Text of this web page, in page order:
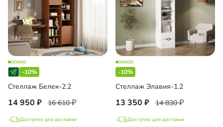
-10%
Стеллаж Белек-2.2
14 950 16 610
Доступно для доставки
-10%
Стеллаж Элавия-1.2
13 350 14 830
Доступно для доставки